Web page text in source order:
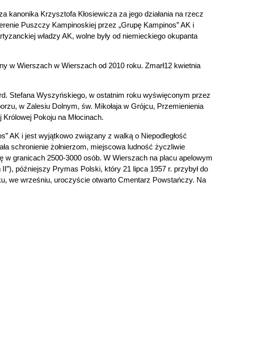
kanonika Krzysztofa Kłosiewicza za jego działania na rzecz
Puszczy Kampinoskiej przez „Grupę Kampinos” AK i
władzy AK, wolne były od niemieckiego okupanta
w Wierszach w Wierszach od 2010 roku. Zmarł12 kwietnia
Stefana Wyszyńskiego, w ostatnim roku wyświęconym przez
w Zalesiu Dolnym, św. Mikołaja w Grójcu, Przemienienia
Pokoju na Młocinach.
AK i jest wyjątkowo związany z walką o Niepodległość
schronienie żołnierzom, miejscowa ludność życzliwie
w granicach 2500-3000 osób. W Wierszach na placu apelowym
późniejszy Prymas Polski, który 21 lipca 1957 r. przybył do
we wrześniu, uroczyście otwarto Cmentarz Powstańczy. Na